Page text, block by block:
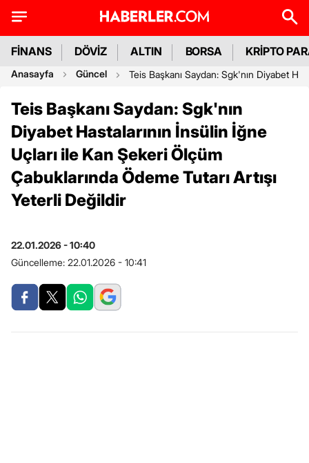
FİNANS DÖVİZ ALTIN BORSA KRİPTO
Anasayfa Güncel Teis Başkanı Saydan: Sgk'nın Diyabet
Teis Başkanı Saydan: Sgk'nın
Diyabet Hastalarının İnsülin İğne
Uçları ile Kan Şekeri Ölçüm
Çabuklarında Ödeme Tutarı Artışı
Yeterli Değildir
22.01.2026 - 10:40
Güncelleme: 22.01.2026 - 10:41